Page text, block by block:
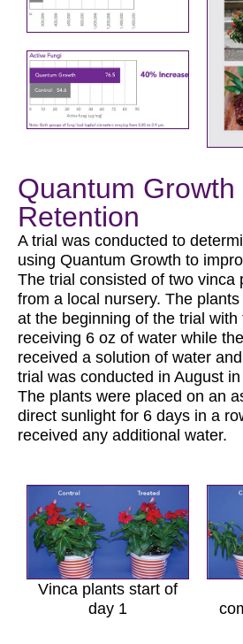
Quantum Growth
Retention
A trial was conducted to
using Quantum Growth to
The trial consisted of two vinca
from a local nursery. The
at the beginning of the trial
receiving 6 oz of water while
received a solution of water
trial was conducted in August
The plants were placed on an
direct sunlight for 6 days in a
received any additional water.
Vinca plants start of
day 1